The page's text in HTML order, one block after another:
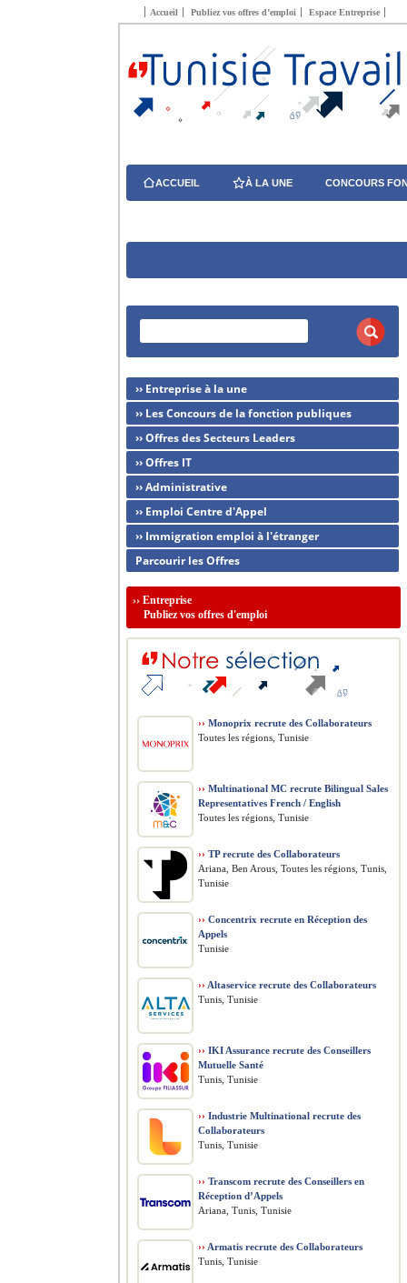
Accueil Publiez vos offres d’emploi Espace Entreprise
ACCUEIL À LA UNE CONCOURS
›› Entreprise à la une
›› Les Concours de la fonction publiques
›› Offres des Secteurs Leaders
›› Offres IT
›› Administrative
›› Emploi Centre d'Appel
›› Immigration emploi à l'étranger
Parcourir les Offres
›› Entreprise
Publiez vos offres d'emploi
›› Monoprix recrute des Collaborateurs
Toutes les régions, Tunisie
›› Multinational MC recrute Bilingual Sales
Representatives French / English
Toutes les régions, Tunisie
›› TP recrute des Collaborateurs
Ariana, Ben Arous, Toutes les régions, Tunis,
Tunisie
›› Concentrix recrute en Réception des
Appels
Tunisie
›› Altaservice recrute des Collaborateurs
Tunis, Tunisie
›› IKI Assurance recrute des Conseillers
Mutuelle Santé
Tunis, Tunisie
›› Industrie Multinational recrute des
Collaborateurs
Tunis, Tunisie
›› Transcom recrute des Conseillers en
Réception d’Appels
Ariana, Tunis, Tunisie
›› Armatis recrute des Collaborateurs
Tunis, Tunisie